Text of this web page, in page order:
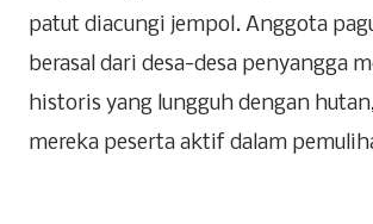
patut diacungi jempol. Anggota
berasal dari desa-desa penyangga
historis yang lungguh dengan
mereka peserta aktif dalam